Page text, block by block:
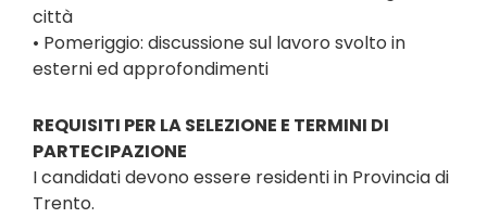
città
• Pomeriggio: discussione sul lavoro svolto in
esterni ed approfondimenti
REQUISITI PER LA SELEZIONE E TERMINI DI
PARTECIPAZIONE
I candidati devono essere residenti in Provincia di
Trento.